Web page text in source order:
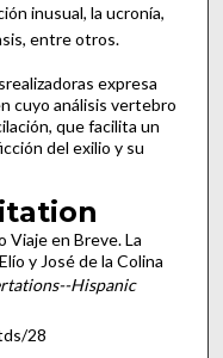
inusual, la ucronía,
entre otros.
expresa
cuyo análisis vertebro
que facilita un
del exilio y su
Viaje en Breve. La
y José de la Colina
Hispanic
28